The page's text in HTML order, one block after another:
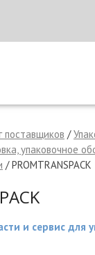
торгово-
поставщиков /
упаковочное
/ PROMTRANSPACK
и сервис для